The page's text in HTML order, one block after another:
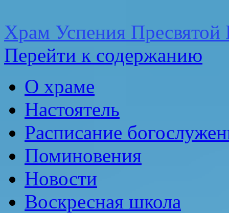
Храм Успения Пресвятой
Перейти к содержанию
О храме
Настоятель
Расписание
Поминовения
Новости
Воскресная школа